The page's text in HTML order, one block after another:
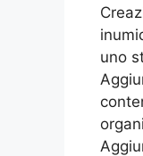
uno